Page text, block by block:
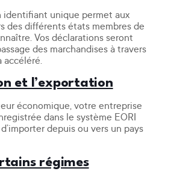
identifiant unique permet aux
des différents états membres de
Vos déclarations seront
des marchandises à travers
accéléré.
et l’exportation
économique, votre entreprise
dans le système EORI
depuis ou vers un pays
régimes